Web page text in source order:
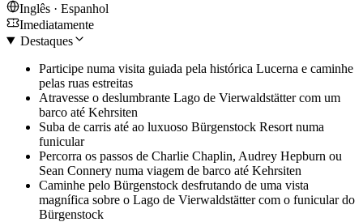
Inglês · Espanhol
Imediatamente
Destaques
Participe numa visita guiada pela histórica Lucerna e caminhe
pelas ruas estreitas
Atravesse o deslumbrante Lago de Vierwaldstätter com um
barco até Kehrsiten
Suba de carris até ao luxuoso Bürgenstock Resort numa
funicular
Percorra os passos de Charlie Chaplin, Audrey Hepburn ou
Sean Connery numa viagem de barco até Kehrsiten
Caminhe pelo Bürgenstock desfrutando de uma vista
magnífica sobre o Lago de Vierwaldstätter com o funicular do
Bürgenstock